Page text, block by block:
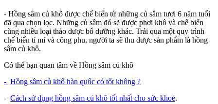
- Hồng sâm củ khô được chế biến từ những củ sâm tươi 6 năm tuổi
đã qua chọn lọc. Những củ sâm đó sẽ được phơi khô và chế biến
cùng nhiều loại thảo dược bổ dưỡng khác. Trải qua một quy trình
chế biến tỉ mỉ và công phu, người ta sẽ thu được sản phẩm là hồng
sâm củ khô.
Có thể bạn quan tâm về Hồng sâm củ khô
- Hồng sâm củ khô hàn quốc có tốt không ?
- Cách sử dụng hồng sâm củ khô tốt nhất cho sức khoẻ.